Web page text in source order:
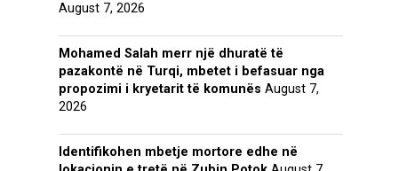
August 7, 2026
Mohamed Salah merr një dhuratë të
pazakontë në Turqi, mbetet i befasuar nga
propozimi i kryetarit të komunës August 7,
2026
Identifikohen mbetje mortore edhe në